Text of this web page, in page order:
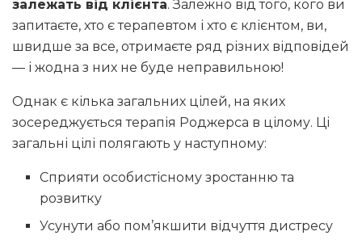
залежать від клієнта. Залежно від того, кого ви
запитаєте, хто є терапевтом і хто є клієнтом, ви,
швидше за все, отримаєте ряд різних відповідей
— і жодна з них не буде неправильною!
Однак є кілька загальних цілей, на яких
зосереджується терапія Роджерса в цілому. Ці
загальні цілі полягають у наступному:
Сприяти особистісному зростанню та
розвитку
Усунути або пом’якшити відчуття дистресу